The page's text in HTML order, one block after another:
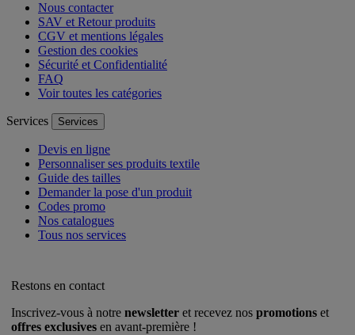
Nous contacter
SAV et Retour produits
CGV et mentions légales
Gestion des cookies
Sécurité et Confidentialité
FAQ
Voir toutes les catégories
Services Services
Devis en ligne
Personnaliser ses produits textile
Guide des tailles
Demander la pose d'un produit
Codes promo
Nos catalogues
Tous nos services
Restons en contact
Inscrivez-vous à notre newsletter et recevez nos promotions et
offres exclusives en avant-première !